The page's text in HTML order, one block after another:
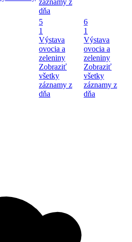
záznamy z
dňa
5
1
Výstava
ovocia a
zeleniny
Zobraziť
všetky
záznamy z
dňa
6
1
Výstava
ovocia a
zeleniny
Zobraziť
všetky
záznamy z
dňa